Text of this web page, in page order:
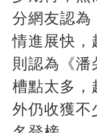
分網友認為
情進展快，
則認為《潘
槽點太多，
外仍收獲不